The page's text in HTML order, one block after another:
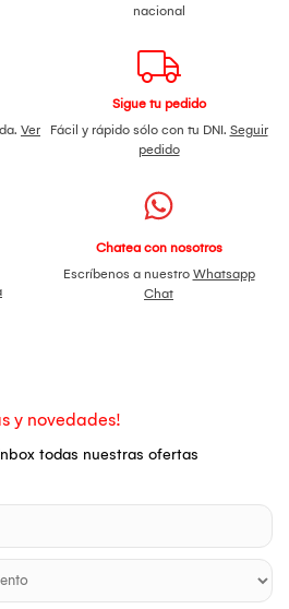
nacional
Ver
Sigue tu pedido
Fácil y rápido sólo con tu DNI. Seguir
pedido
Chatea con nosotros
Escríbenos a nuestro Whatsapp
Chat
y novedades!
todas nuestras ofertas